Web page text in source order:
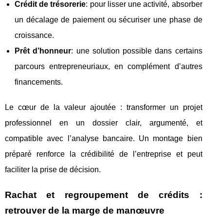
Crédit de trésorerie: pour lisser une activité, absorber
un décalage de paiement ou sécuriser une phase de
croissance.
Prêt d’honneur: une solution possible dans certains
parcours entrepreneuriaux, en complément d’autres
financements.
Le cœur de la valeur ajoutée : transformer un projet
professionnel en un dossier clair, argumenté, et
compatible avec l’analyse bancaire. Un montage bien
préparé renforce la crédibilité de l’entreprise et peut
faciliter la prise de décision.
Rachat et regroupement de crédits :
retrouver de la marge de manœuvre